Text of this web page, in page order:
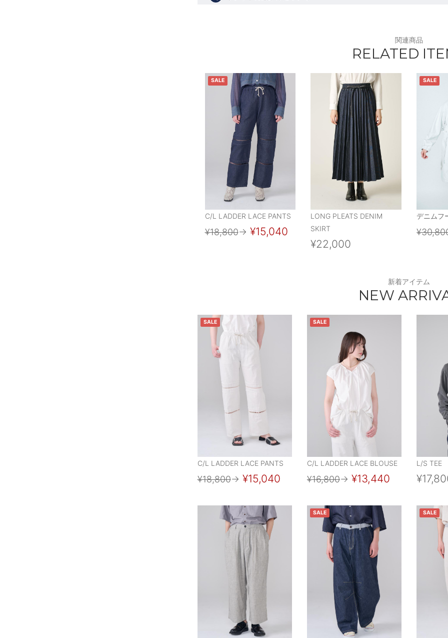
関連商品
RELATED
SALE
C/L LADDER LACE PANTS
¥18,800→ ¥15,040
LONG PLEATS DENIM
SKIRT
¥22,000
SALE
デニムフ
新着アイテム
NEW
SALE
C/L LADDER LACE PANTS
¥18,800→ ¥15,040
SALE
C/L LADDER LACE BLOUSE
¥16,800→ ¥13,440
L/S TEE
SALE SALE